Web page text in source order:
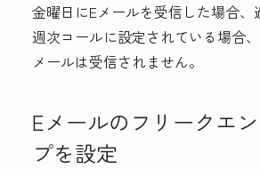
金曜日にEメールを受信した場合
週次コールに設定されている場合
メールは受信されません。
Eメールのフリークエ
プを設定